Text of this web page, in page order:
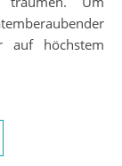
auf höchstem